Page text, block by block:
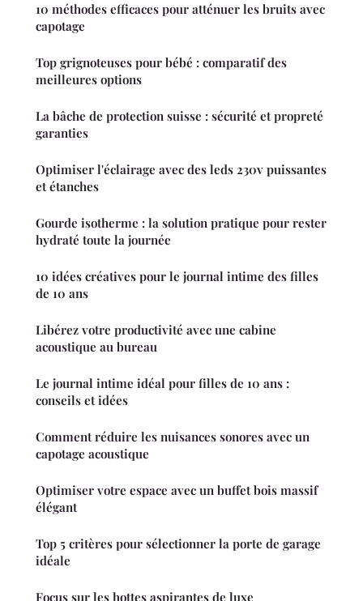
10 méthodes efficaces pour atténuer les bruits avec
capotage
Top grignoteuses pour bébé : comparatif des
meilleures options
La bâche de protection suisse : sécurité et propreté
garanties
Optimiser l'éclairage avec des leds 230v puissantes
et étanches
Gourde isotherme : la solution pratique pour rester
hydraté toute la journée
10 idées créatives pour le journal intime des filles
de 10 ans
Libérez votre productivité avec une cabine
acoustique au bureau
Le journal intime idéal pour filles de 10 ans :
conseils et idées
Comment réduire les nuisances sonores avec un
capotage acoustique
Optimiser votre espace avec un buffet bois massif
élégant
Top 5 critères pour sélectionner la porte de garage
idéale
Focus sur les hottes aspirantes de luxe